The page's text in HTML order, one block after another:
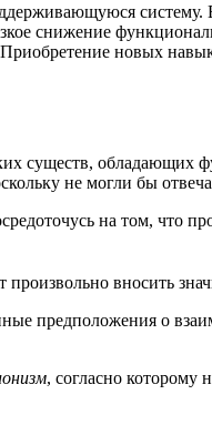
сни­же­ние
новых
существ, обла­да­ю­щих
не мог­ли бы
на том,
вно­сить
пред­по­ло­же­ния о
, соглас­но кото­ро­му